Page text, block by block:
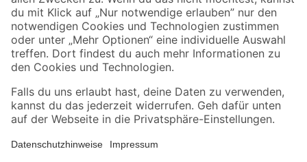
Jetzt die toom-App herunterladen
Alle Preisangaben in EUR inkl. gesetzl. MwSt.. Die dargestellten Angebote sind unter
Umständen nicht in allen Märkten verfügbar. Die angegebenen Verfügbarkeiten beziehen
Produkte nur solange der Vorrat reicht.
*Paketversand ab 59 € versandkostenfrei, gilt nicht für Artikel mit Speditionsversand, hier